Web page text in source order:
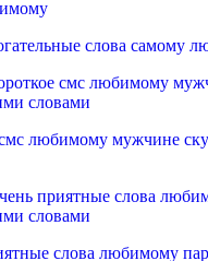
слова самому
любимому мужчине
слова любимому